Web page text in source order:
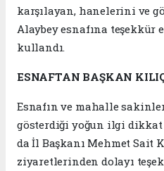
karşılayan, hanelerini ve
Alaybey esnafına teşekkür
kullandı.
ESNAFTAN BAŞKAN
Esnafın ve mahalle
gösterdiği yoğun ilgi dikkat
da İl Başkanı Mehmet Sait
ziyaretlerinden dolayı